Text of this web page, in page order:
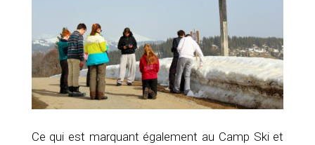
Ce qui est marquant également au Camp Ski et